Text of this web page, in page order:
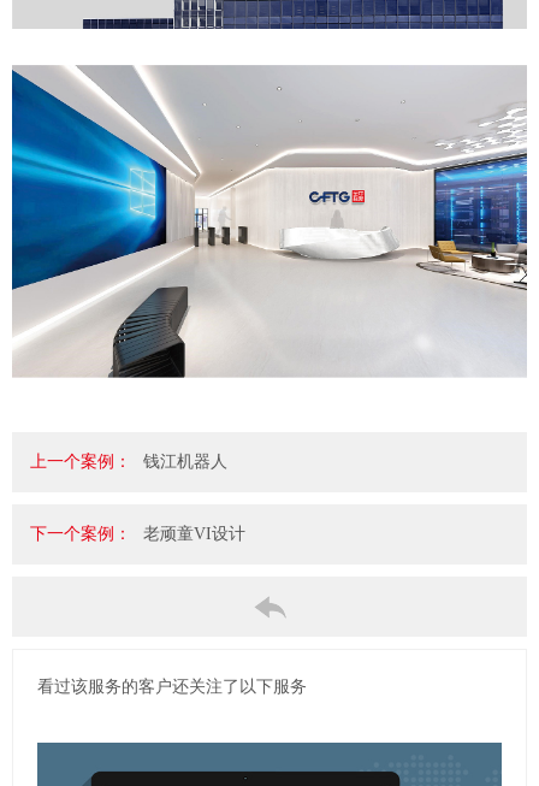
上一个案例： 钱江机器人
下一个案例： 老顽童VI设计
看过该服务的客户还关注了以下服务